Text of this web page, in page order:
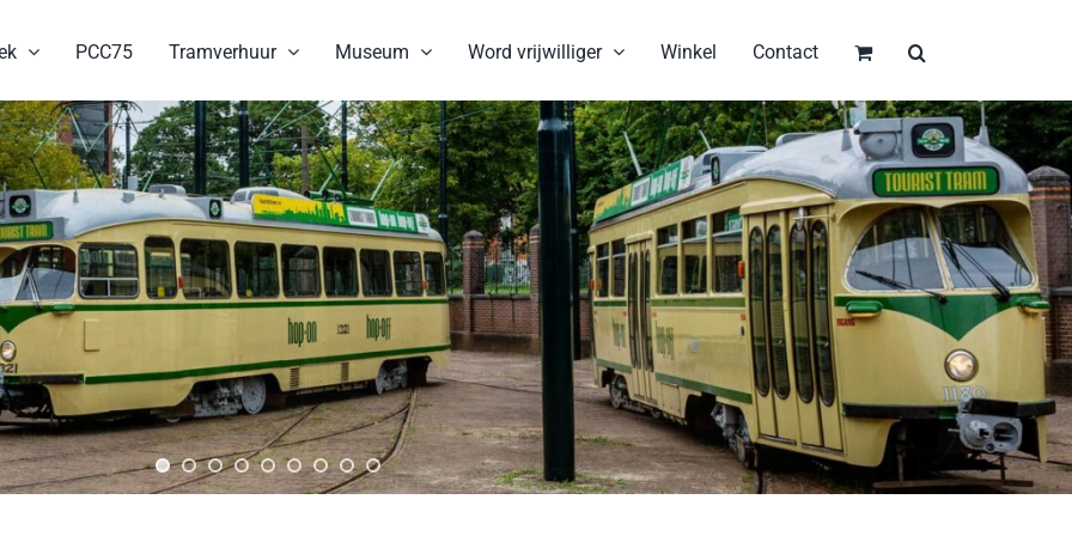
PCC75 Tramverhuur Museum Word vrijwilliger Winkel Contact